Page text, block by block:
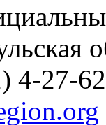
4-27-